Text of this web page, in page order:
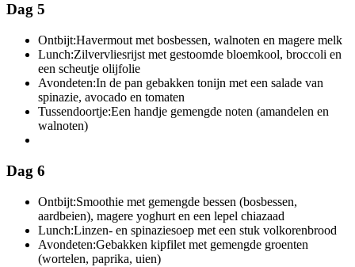
Dag 5
Ontbijt:Havermout met bosbessen, walnoten en magere melk
Lunch:Zilvervliesrijst met gestoomde bloemkool, broccoli en
een scheutje olijfolie
Avondeten:In de pan gebakken tonijn met een salade van
spinazie, avocado en tomaten
Tussendoortje:Een handje gemengde noten (amandelen en
walnoten)
Dag 6
Ontbijt:Smoothie met gemengde bessen (bosbessen,
aardbeien), magere yoghurt en een lepel chiazaad
Lunch:Linzen- en spinaziesoep met een stuk volkorenbrood
Avondeten:Gebakken kipfilet met gemengde groenten
(wortelen, paprika, uien)